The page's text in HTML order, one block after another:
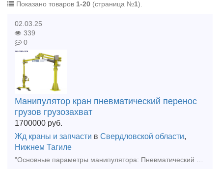
Показано товаров 1-20 (страница №1).
02.03.25
339
0
Манипулятор кран пневматический перенос
грузов грузозахват
1700000 руб.
Жд краны и запчасти в Свердловской области,
Нижнем Тагиле
"Основные параметры манипулятора: Пневматический привод вертикального перемещения Ручная динамическая регулировка обезвешивания нагрузки Грузоподъемность – 150 кг (с учётом веса грузозахватного мех